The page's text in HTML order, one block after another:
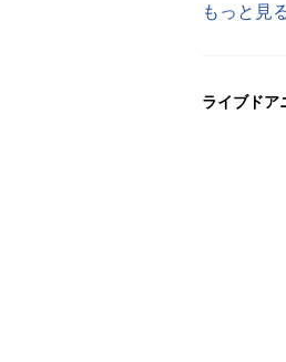
もっと見
ライブドア